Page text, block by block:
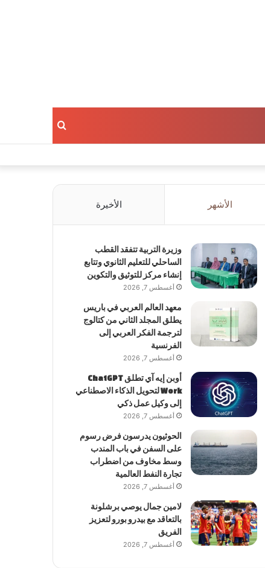
بحث
الأشهر الأخيرة
وزيرة التربية تتفقد القطب
الساحلي للتعليم الثانوي وتتابع
إنشاء مركز للتوثيق والتكوين
أغسطس 7, 2026
معهد العالم العربي في باريس
يطلق المجلد الثاني من كتالوج
لترجمة الفكر العربي إلى
الفرنسية
أغسطس 7, 2026
أوبن إيه آي تطلق ChatGPT
Work لتحويل الذكاء الاصطناعي
إلى وكيل عمل ذكي
أغسطس 7, 2026
الحوثيون يدرسون فرض رسوم
على السفن في باب المندب
وسط مخاوف من اضطراب
تجارة النفط العالمية
أغسطس 7, 2026
لامين جمال يوصي برشلونة
بالتعاقد مع بيدرو بورو لتعزيز
الفريق
أغسطس 7, 2026